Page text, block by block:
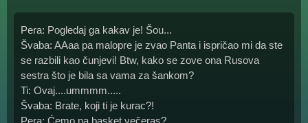
Pera: Pogledaj ga kakav je! Šou...
Švaba: AAaa pa malopre je zvao Panta i ispričao mi da ste
se razbili kao čunjevi! Btw, kako se zove ona Rusova
sestra što je bila sa vama za šankom?
Ti: Ovaj....ummmm.....
Švaba: Brate, koji ti je kurac?!
Pera: Ćemo na basket večeras?